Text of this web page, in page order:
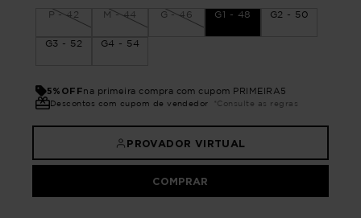
P - 42 M - 44 G - 46 G1 - 48 G2 - 50
G3 - 52 G4 - 54
5%OFFna primeira compra com cupom PRIMEIRA5
Descontos com cupom de vendedor *Consulte as regras
PROVADOR VIRTUAL
COMPRAR